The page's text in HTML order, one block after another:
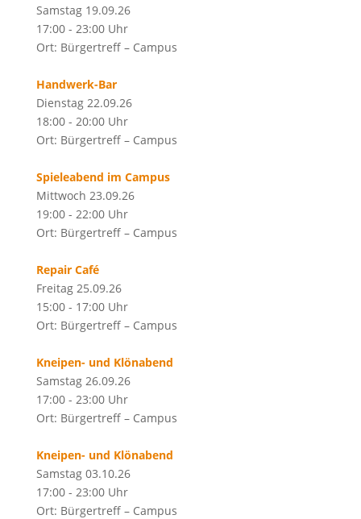
Samstag 19.09.26
17:00 - 23:00 Uhr
Ort: Bürgertreff – Campus
Handwerk-Bar
Dienstag 22.09.26
18:00 - 20:00 Uhr
Ort: Bürgertreff – Campus
Spieleabend im Campus
Mittwoch 23.09.26
19:00 - 22:00 Uhr
Ort: Bürgertreff – Campus
Repair Café
Freitag 25.09.26
15:00 - 17:00 Uhr
Ort: Bürgertreff – Campus
Kneipen- und Klönabend
Samstag 26.09.26
17:00 - 23:00 Uhr
Ort: Bürgertreff – Campus
Kneipen- und Klönabend
Samstag 03.10.26
17:00 - 23:00 Uhr
Ort: Bürgertreff – Campus